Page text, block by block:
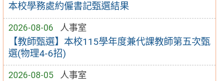
本校學務處約僱書記甄選結果
2026-08-06 人事室
【教師甄選】本校115學年度兼代課教師第五次甄
選(物理4-6招)
2026-08-05 人事室